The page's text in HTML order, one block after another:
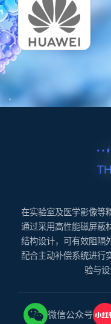
在实验室及医学影像等
通过采用高性能磁屏蔽
结构设计，可有效阻隔
配合主动补偿系统进行
验与设
微信公众号